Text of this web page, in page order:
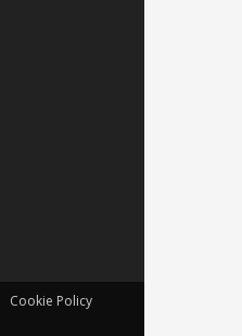
Cookie Policy